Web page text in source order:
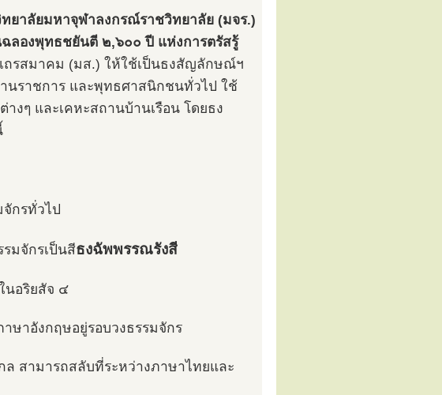
ยาลัยมหาจุฬาลงกรณ์ราชวิทยาลัย (มจร.)
ลองพุทธชยันตี ๒,๖๐๐ ปี แห่งการตรัสรู้
ถรสมาคม (มส.) ให้ใช้เป็นธงสัญลักษณ์ฯ
นราชการ และพุทธศาสนิกชนทั่วไป ใช้
ๆ และเคหะสถานบ้านเรือน โดยธง
กรทั่วไป
มจักรเป็นสีธงฉัพพรรณรังสี
นอริยสัจ ๔
ษาอังกฤษอยู่รอบวงธรรมจักร
ล สามารถสลับที่ระหว่างภาษาไทยและ